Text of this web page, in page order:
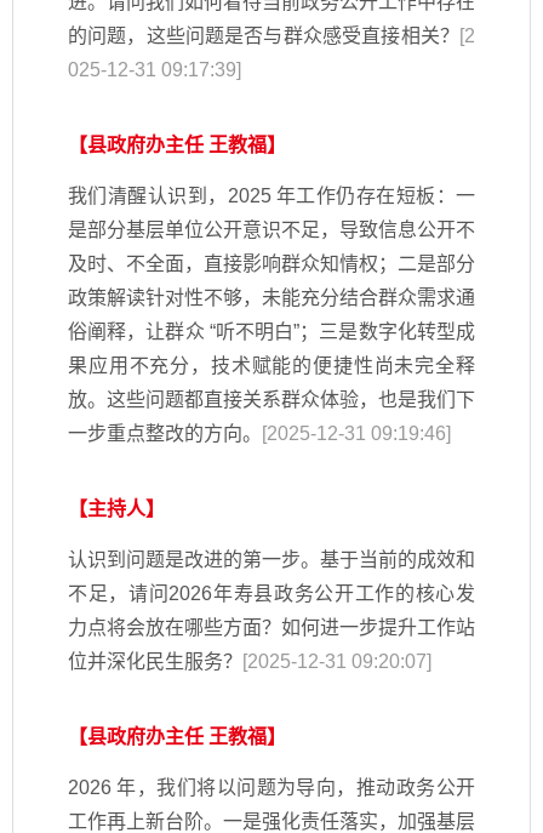
的问题，这些问题是否与群众感受直接相关？ [2
025-12-31 09:17:39]
【县政府办主任 王教福】
我们清醒认识到，2025 年工作仍存在短板：一
是部分基层单位公开意识不足，导致信息公开不
及时、不全面，直接影响群众知情权；二是部分
政策解读针对性不够，未能充分结合群众需求通
俗阐释，让群众 “听不明白”；三是数字化转型成
果应用不充分，技术赋能的便捷性尚未完全释
放。这些问题都直接关系群众体验，也是我们下
一步重点整改的方向。
[2025-12-31 09:19:46]
【主持人】
认识到问题是改进的第一步。基于当前的成效和
不足，请问2026年寿县政务公开工作的核心发
力点将会放在哪些方面？如何进一步提升工作站
位并深化民生服务？ [2025-12-31 09:20:07]
【县政府办主任 王教福】
2026 年，我们将以问题为导向，推动政务公开
工作再上新台阶。一是强化责任落实，加强基层